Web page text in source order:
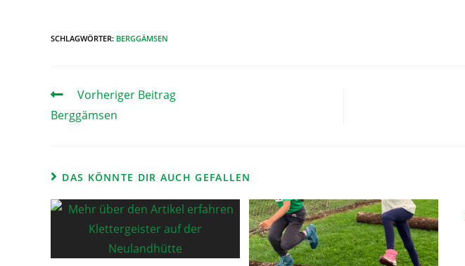
SCHLAGWÖRTER: BERGGÄMSEN
Vorheriger Beitrag
Berggämsen
DAS KÖNNTE DIR AUCH GEFALLEN